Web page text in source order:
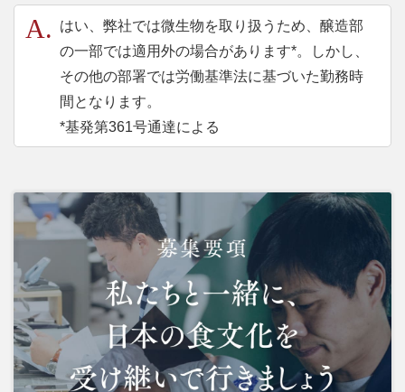
はい、弊社では微生物を取り扱うため、醸造部
の一部では適用外の場合があります*。しかし、
その他の部署では労働基準法に基づいた勤務時
間となります。
*基発第361号通達による